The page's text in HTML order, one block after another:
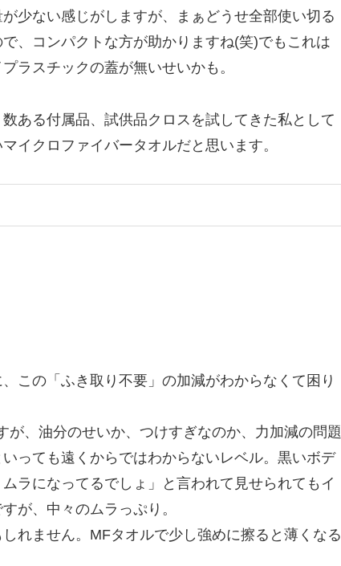
少ない感じがしますが、まぁどうせ全部使い切る
、コンパクトな方が助かりますね(笑)でもこれは
ラスチックの蓋が無いせいかも。
ある付属品、試供品クロスを試してきた私として
イクロファイバータオルだと思います。
この「ふき取り不要」の加減がわからなくて困り
、油分のせいか、つけすぎなのか、力加減の問題
っても遠くからではわからないレベル。黒いボデ
ラになってるでしょ」と言われて見せられてもイ
が、中々のムラっぷり。
れません。MFタオルで少し強めに擦ると薄くなる